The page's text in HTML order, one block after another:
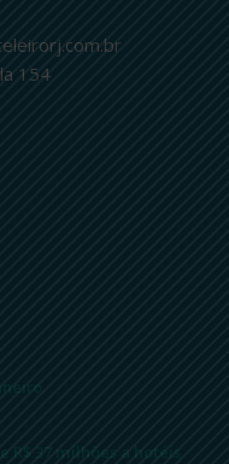
154
R$ 37 milhões a hotéis